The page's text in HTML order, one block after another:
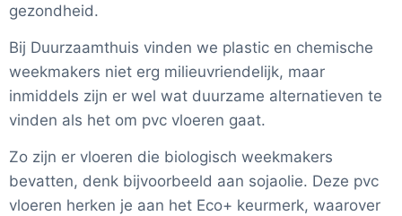
gezondheid.
Bij Duurzaamthuis vinden we plastic en chemische
weekmakers niet erg milieuvriendelijk, maar
inmiddels zijn er wel wat duurzame alternatieven te
vinden als het om pvc vloeren gaat.
Zo zijn er vloeren die biologisch weekmakers
bevatten, denk bijvoorbeeld aan sojaolie. Deze pvc
vloeren herken je aan het Eco+ keurmerk, waarover